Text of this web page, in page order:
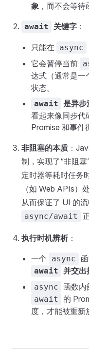
象 ，而不会等待
await 关键字 ：
只能在 async
它会暂停当前
达式（通常是一
状态。
await 是异步
看起来像同步代
Promise 和事件
非阻塞的本质 ：
制，实现了“非阻
定时器等耗时任务
（如 Web APIs）
从而保证了 UI 的
async/await
执行时机辨析：
一个 async
await 并交出
async 函数内
await
的
度，才能被重新